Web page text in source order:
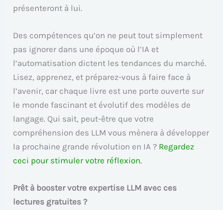
présenteront à lui.
Des compétences qu’on ne peut tout simplement
pas ignorer dans une époque où l’IA et
l’automatisation dictent les tendances du marché.
Lisez, apprenez, et préparez-vous à faire face à
l’avenir, car chaque livre est une porte ouverte sur
le monde fascinant et évolutif des modèles de
langage. Qui sait, peut-être que votre
compréhension des LLM vous mènera à développer
la prochaine grande révolution en IA ? Regardez
ceci pour stimuler votre réflexion.
Prêt à booster votre expertise LLM avec ces
lectures gratuites ?